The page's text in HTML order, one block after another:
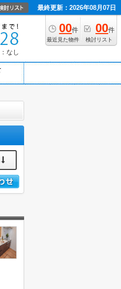
最終更新：2026年08月07日
00件
最近見た物件
00件
検討リスト
なし